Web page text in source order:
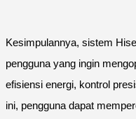
Kesimpulannya, sistem
pengguna yang ingin
efisiensi energi, kontrol
ini, pengguna dapat